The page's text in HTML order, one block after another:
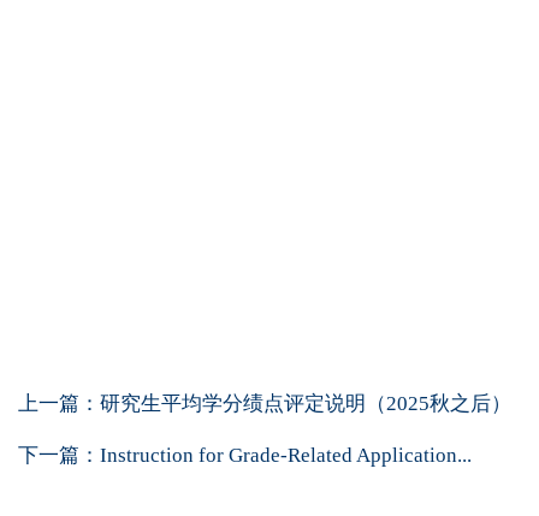
上一篇： 研究生平均学分绩点评定说明（2025秋之后）
下一篇： Instruction for Grade-Related Application...